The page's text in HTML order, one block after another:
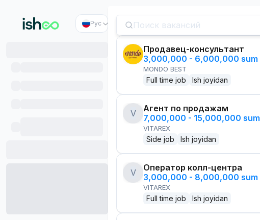
Рус
Продавец-консультант
3,000,000 - 6,000,000 sum
MONDO BEST
Full time job Ish joyidan
V
Агент по продажам
7,000,000 - 15,000,000 sum
VITAREX
Side job Ish joyidan
V
Оператор колл-центра
3,000,000 - 8,000,000 sum
VITAREX
Full time job Ish joyidan